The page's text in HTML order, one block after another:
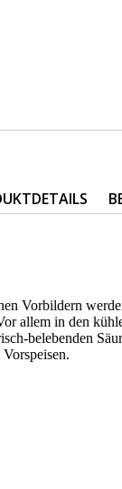
Vorbildern
allem in den
belebenden